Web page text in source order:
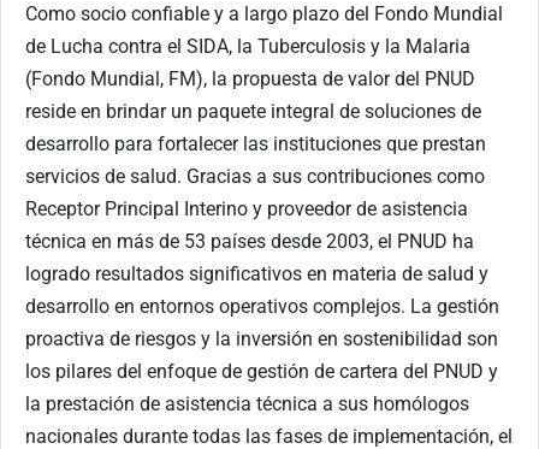
Como socio confiable y a largo plazo del Fondo Mundial
de Lucha contra el SIDA, la Tuberculosis y la Malaria
(Fondo Mundial, FM), la propuesta de valor del PNUD
reside en brindar un paquete integral de soluciones de
desarrollo para fortalecer las instituciones que prestan
servicios de salud. Gracias a sus contribuciones como
Receptor Principal Interino y proveedor de asistencia
técnica en más de 53 países desde 2003, el PNUD ha
logrado resultados significativos en materia de salud y
desarrollo en entornos operativos complejos. La gestión
proactiva de riesgos y la inversión en sostenibilidad son
los pilares del enfoque de gestión de cartera del PNUD y
la prestación de asistencia técnica a sus homólogos
nacionales durante todas las fases de implementación, el